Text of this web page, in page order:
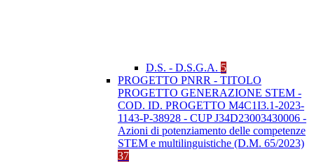
D.S. - D.S.G.A. 5
PROGETTO PNRR - TITOLO
PROGETTO GENERAZIONE STEM -
COD. ID. PROGETTO M4C1I3.1-2023-
1143-P-38928 - CUP J34D23003430006 -
Azioni di potenziamento delle competenze
STEM e multilinguistiche (D.M. 65/2023)
37